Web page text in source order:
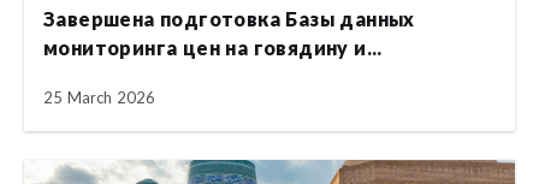
Завершена подготовка Базы данных
мониторинга цен на говядину и...
25 March 2026